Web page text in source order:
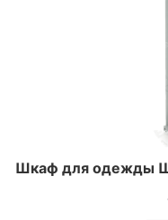
Шкаф для одежды